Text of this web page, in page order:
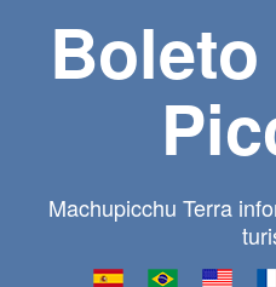
Machupicchu Terra